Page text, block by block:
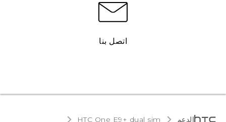
اتصل بنا
الدعم HTC One E9+ dual sim‎